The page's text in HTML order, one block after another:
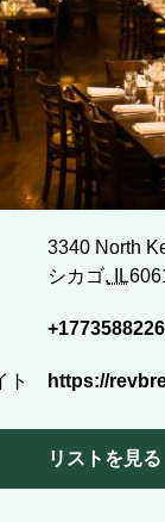
3340 North
シカゴ, IL
ト https://
リストを見る